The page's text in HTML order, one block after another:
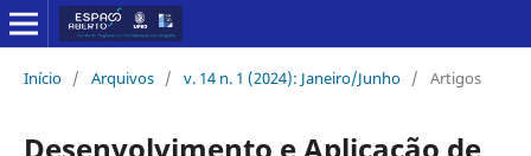
Início / Arquivos / v. 14 n. 1 (2024): Janeiro/Junho / Artigos